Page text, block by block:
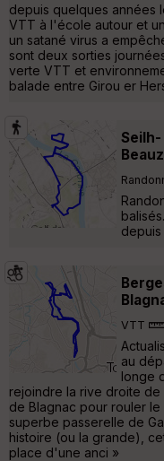
depuis quelques années
VTT à l'école autour et
un satané virus a
sont deux sorties
verte VTT et
balade entre Girou er
depuis
VTT
au
longe
rejoindre la rive droite
de Blagnac pour rouler
superbe passerelle de
histoire (ou la grande),
place d'une anci »